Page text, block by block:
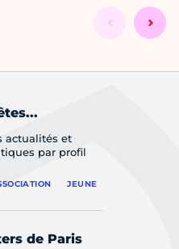
actualités et
par profil
JEUNE
de Paris